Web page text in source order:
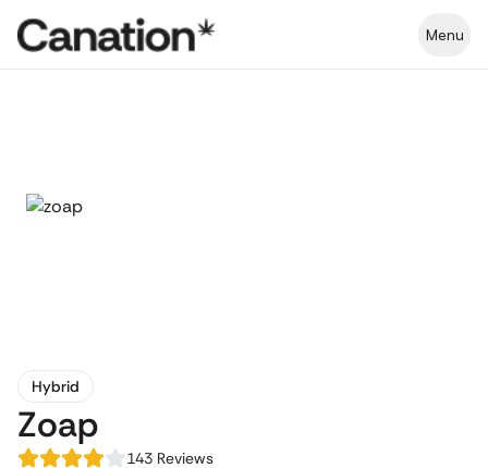
Menu
Hybrid
Zoap
143 Reviews